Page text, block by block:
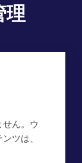
理
ん。ウ
ツは、